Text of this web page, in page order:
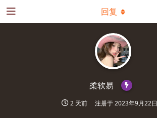
柔软易
2 天前 注册于2023年9月22日
回复